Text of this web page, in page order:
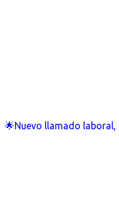
🌟Nuevo llamado laboral,